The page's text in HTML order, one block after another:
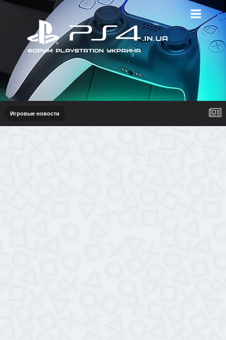
Игровые новости